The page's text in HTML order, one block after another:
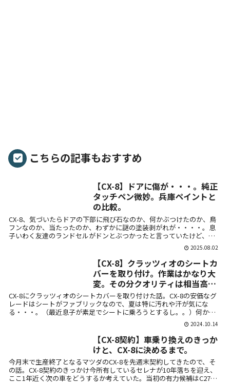
こちらの記事もおすすめ
【CX-8】ドアに傷が・・・。純正
タッチペン微妙。兵庫ペイントと
の比較。
CX-8、気づいたらドアの下部に飛び石なのか、何かぶつけたのか、鳥
フンなのか、当たったのか、わずかに謎の塗装剥がれが・・・・。息
子いわく友達のランドセルがドンとぶつかったと言っていたけど、塗
2025.08.02
【CX-8】クラッツィオのシートカ
バーを取り付け。作業はかなり大
変。その分クオリティは相当高
い。
CX-8にクラッツィオのシートカバーを取り付けた話。CX-8の安価なグ
レードはシートがファブリックなので、夏は特に汚れや汗が気にな
る・・・。（最近息子が素足でシートに乗ろうとするし。。）何か良
2024.10.14
【CX-8契約】車乗り換えのきっか
けと、CX-8に決めるまで。
今月末で生産終了となるマツダのCX-8を先週末契約してきたので、そ
の話。CX-8契約のきっかけ今所有しているセレナが10年落ちを迎え、
ここ1年近く次の車をどうするか考えていた。当初の有力候補はC27